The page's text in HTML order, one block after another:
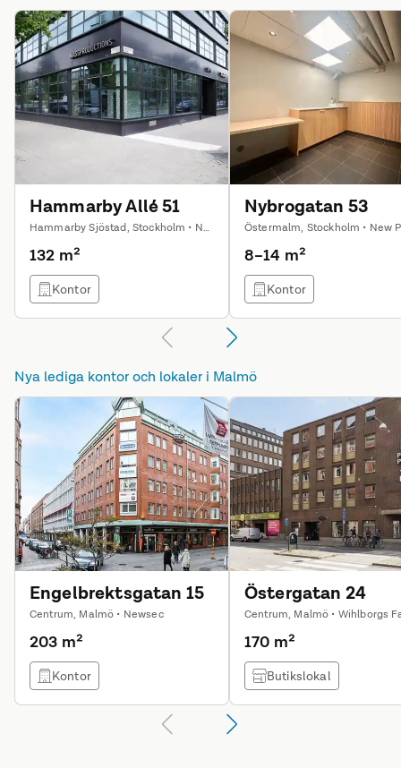
Hammarby Allé 51
Hammarby Sjöstad, Stockholm • NEXTOR AB
132 m²
Kontor
Nybrogatan 53
8–14 m²
Kontor
Nya lediga kontor och lokaler i Malmö
Engelbrektsgatan 15
Centrum, Malmö • Newsec
203 m²
Kontor
Östergatan 24
170 m²
Butikslokal